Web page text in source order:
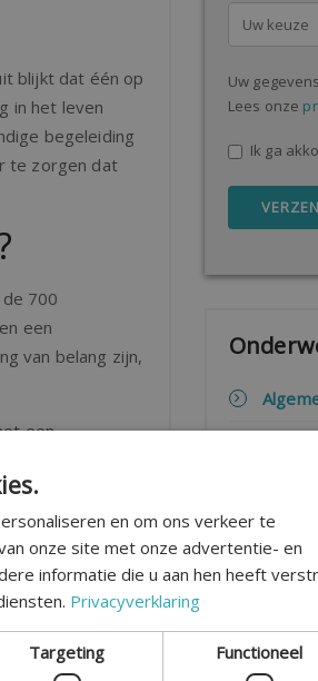
Uw keuze
Uw
Lees onze
Ik ga
Wet-
Advies
Wonen
blijkt dat één op
in het leven
begeleiding
te zorgen dat
700
een
van belang zijn,
een
Aangezien
dag
en om ons verkeer te
onze site met onze advertentie- en
informatie die u aan hen heeft
Privacyverklaring
Targeting Functioneel